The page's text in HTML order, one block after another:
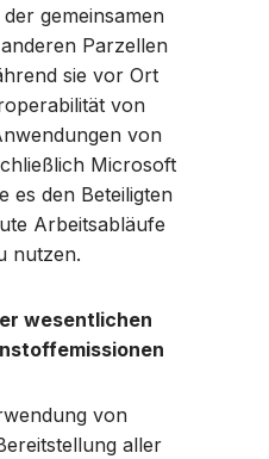
gemeinsamen
Parzellen
sie vor Ort
von
von
Microsoft
es den Beteiligten
Arbeitsabläufe
nutzen.
wesentlichen
von
aller